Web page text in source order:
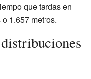
que tardas en
1.657 metros.